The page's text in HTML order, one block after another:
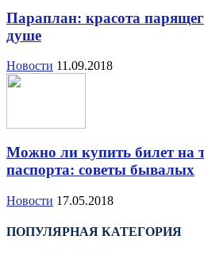
Параплан: красота
душе
Новости 11.09.2018
Можно ли купить билет на
паспорта: советы бывалых
Новости 17.05.2018
ПОПУЛЯРНАЯ КАТЕГОРИЯ